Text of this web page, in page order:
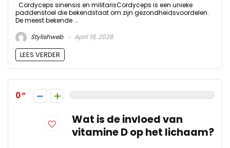
Cordyceps sinensis en militarisCordyceps is een unieke
paddenstoel die bekendstaat om zijn gezondheidsvoordelen.
De meest bekende ...
Stylishweb
April 19, 2026
LEES VERDER
0
Wat is de invloed van
vitamine D op het lichaam?